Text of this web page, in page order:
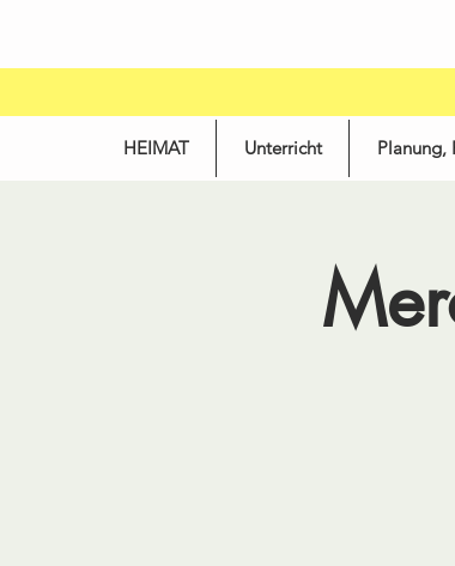
HEIMAT Unterricht Planung,